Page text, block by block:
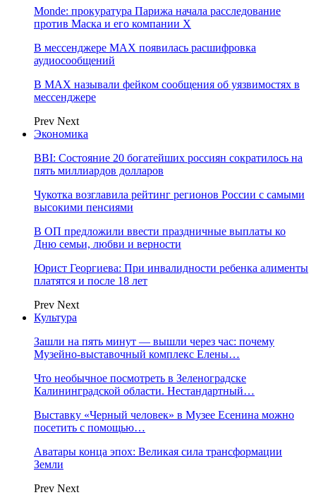
Monde: прокуратура Парижа начала расследование
против Маска и его компании X
В мессенджере MAX появилась расшифровка
аудиосообщений
В МAX называли фейком сообщения об уязвимостях в
мессенджере
Prev Next
Экономика
BBI: Состояние 20 богатейших россиян сократилось на
пять миллиардов долларов
Чукотка возглавила рейтинг регионов России с самыми
высокими пенсиями
В ОП предложили ввести праздничные выплаты ко
Дню семьи, любви и верности
Юрист Георгиева: При инвалидности ребенка алименты
платятся и после 18 лет
Prev Next
Культура
Зашли на пять минут — вышли через час: почему
Музейно-выставочный комплекс Елены…
Что необычное посмотреть в Зеленоградске
Калининградской области. Нестандартный…
Выставку «Черный человек» в Музее Есенина можно
посетить с помощью…
Аватары конца эпох: Великая сила трансформации
Земли
Prev Next